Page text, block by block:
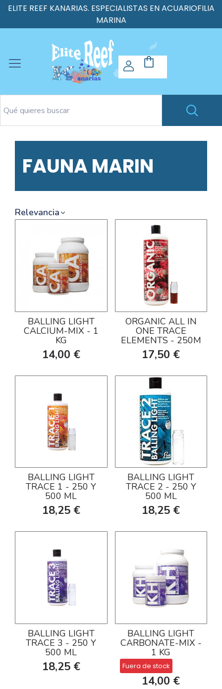
ELITE REEF KANARIAS. ESPECIALISTAS EN ACUARIOFILIA
MARINA
FAUNA MARIN
Relevancia
BALLING LIGHT
CALCIUM-MIX - 1
KG
14,00 €
ORGANIC ALL IN
ONE TRACE
ELEMENTS - 250M
17,50 €
BALLING LIGHT
TRACE 1 - 250 Y
500 ML
18,25 €
BALLING LIGHT
TRACE 2 - 250 Y
500 ML
18,25 €
BALLING LIGHT
TRACE 3 - 250 Y
500 ML
18,25 €
BALLING LIGHT
CARBONATE-MIX -
1 KG
Fuera de stock
14,00 €